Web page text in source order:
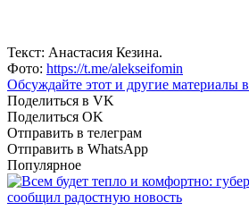
Текст: Анастасия Кезина.
Фото: https://t.me/alekseifomin
Обсуждайте этот и другие материалы в
Поделиться в VK
Поделиться OK
Отправить в телеграм
Отправить в WhatsApp
Популярное